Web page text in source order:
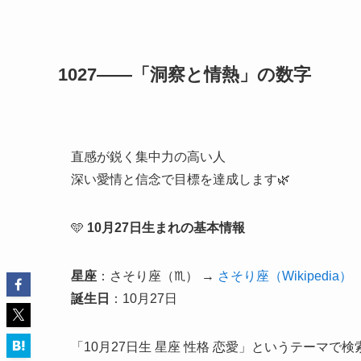
1027――「洞察と情熱」の数字
直感が鋭く集中力の高い人
深い愛情と信念で目標を達成します🌿
🩵 10月27日生まれの基本情報
星座 ：さそり座（♏） → さそり座（Wikipedia）
誕生日
：10月27日
「10月27日生 星座 性格 恋愛」というテーマで